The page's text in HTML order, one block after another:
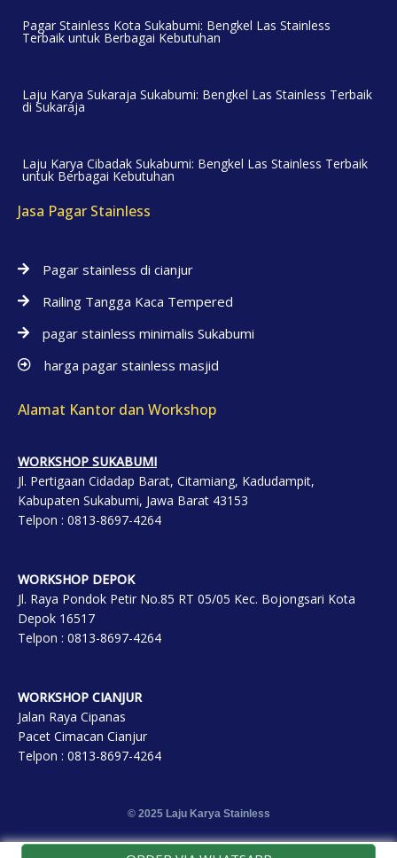
Pagar Stainless Kota Sukabumi: Bengkel Las Stainless
Terbaik untuk Berbagai Kebutuhan
Laju Karya Sukaraja Sukabumi: Bengkel Las Stainless Terbaik
di Sukaraja
Laju Karya Cibadak Sukabumi: Bengkel Las Stainless Terbaik
untuk Berbagai Kebutuhan
Jasa Pagar Stainless
Pagar stainless di cianjur
Railing Tangga Kaca Tempered
pagar stainless minimalis Sukabumi
harga pagar stainless masjid
Alamat Kantor dan Workshop
WORKSHOP SUKABUMI
Jl. Pertigaan Cidadap Barat, Citamiang, Kadudampit,
Kabupaten Sukabumi, Jawa Barat 43153
Telpon : 0813-8697-4264
WORKSHOP DEPOK
Jl. Raya Pondok Petir No.85 RT 05/05 Kec. Bojongsari Kota
Depok 16517
Telpon : 0813-8697-4264
WORKSHOP CIANJUR
Jalan Raya Cipanas
Pacet Cimacan Cianjur
Telpon : 0813-8697-4264
© 2025 Laju Karya Stainless